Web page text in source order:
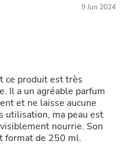
9 Jun 2024
ce produit est très
Il a un agréable parfum
et ne laisse aucune
utilisation, ma peau est
nourrie. Son
format de 250 ml.